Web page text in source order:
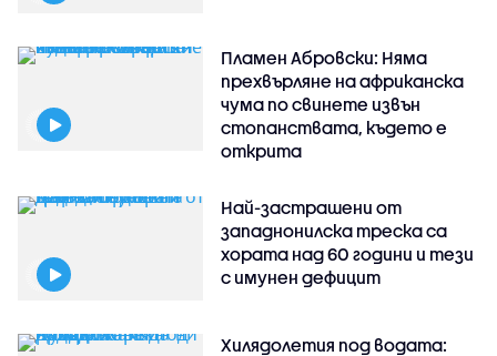
Пламен Абровски: Няма
прехвърляне на африканска
чума по свинете извън
стопанствата, където е
открита
Най-застрашени от
западнонилска треска са
хората над 60 години и тези
с имунен дефицит
Хилядолетия под водата: